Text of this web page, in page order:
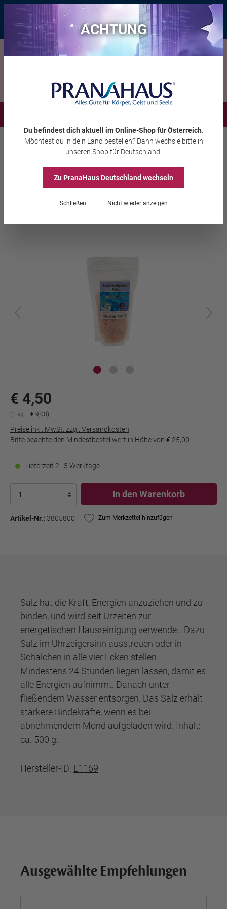
Bis zu 20 € Rabatt* mit dem Vorteils-Codeeintauchen , gültig bis
11.08.2026
Räuchern Räucherzubehör
Hausreinigungs-Salz 500 g
€ 4,50
(1 kg = € 9,00)
Preise inkl. MwSt. zzgl. Versandkosten
Bitte beachte den Mindestbestellwert in Höhe von € 25,00
Lieferzeit 2–3 Werktage
In den Warenkorb
Artikel-Nr.: 3805800 Zum Merkzettel hinzufügen
Salz hat die Kraft, Energien anzuziehen und zu
binden, und wird seit Urzeiten zur
energetischen Hausreinigung verwendet. Dazu
Salz im Uhrzeigersinn ausstreuen oder in
Schälchen in alle vier Ecken stellen.
Mindestens 24 Stunden liegen lassen, damit es
alle Energien aufnimmt. Danach unter
fließendem Wasser entsorgen. Das Salz erhält
stärkere Bindekräfte, wenn es bei
abnehmendem Mond aufgeladen wird. Inhalt:
ca. 500 g.
Hersteller-ID: L1169
Ausgewählte Empfehlungen
ACHTUNG
Du befindest dich aktuell im Online-Shopfür Österreich.
Möchtest du in dein Land bestellen? Dann wechsle bitte in
unseren Shop für Deutschland
Zu PranaHausDeutschland wechseln
Schließen Nicht wieder anzeigen